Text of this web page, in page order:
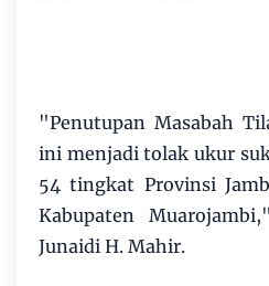
"Penutupan Masabah
ini menjadi tolak ukur
54 tingkat Provinsi
Kabupaten
Junaidi H. Mahir.